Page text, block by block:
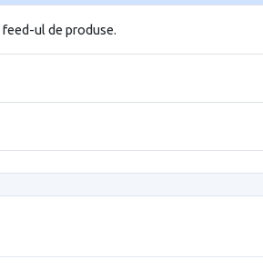
ul de produse.